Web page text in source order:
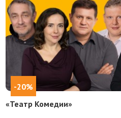
-20%
«Театр Комедии»